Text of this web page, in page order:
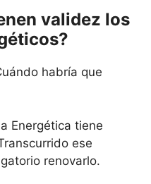
validez los
habría que
Energética tiene
ese
renovarlo.